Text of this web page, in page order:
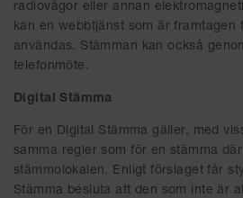
radiovågor eller annan
kan en webbtjänst som är framtagen
användas. Stämman kan också
telefonmöte.
Digital Stämma
För en Digital Stämma gäller, med
samma regler som för en stämma
stämmolokalen. Enligt förslaget får
Stämma besluta att den som inte är